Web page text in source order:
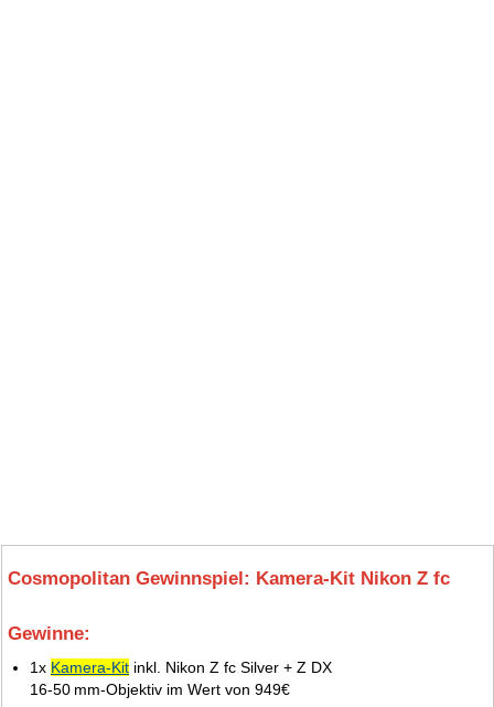
Cosmopolitan Gewinnspiel: Kamera‑Kit Nikon Z fc
Gewinne:
1x Kamera‑Kit inkl. Nikon Z fc Silver + Z DX
16‑50 mm‑Objektiv im Wert von 949€